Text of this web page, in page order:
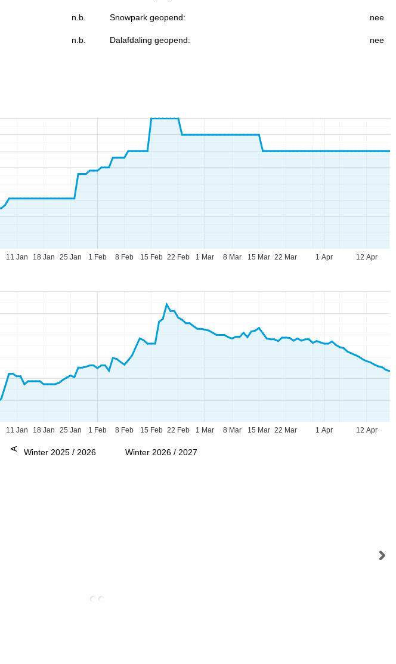
Advies
n.b. Snowpark geopend: nee
n.b. Dalafdaling geopend: nee
1 Feb 1 Mar 1 Apr
11 Jan 18 Jan 25 Jan 8 Feb 15 Feb 22 Feb 8 Mar 15 Mar 22 Mar 12 Apr
1 Feb 1 Mar 1 Apr
11 Jan 18 Jan 25 Jan 8 Feb 15 Feb 22 Feb 8 Mar 15 Mar 22 Mar 12 Apr
Winter 2025 / 2026 Winter 2026 / 2027